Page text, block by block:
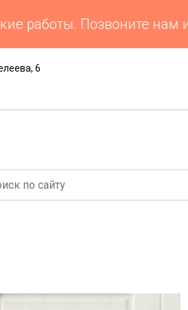
Позвоните нам и
6